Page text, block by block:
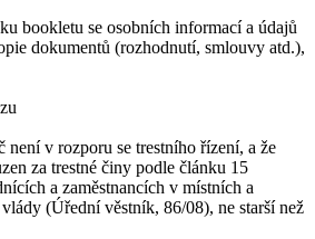
bookletu se osobních informací a údajů
dokumentů (rozhodnutí, smlouvy atd.),
není v rozporu se trestního řízení, a že
za trestné činy podle článku 15
a zaměstnancích v místních a
(Úřední věstník, 86/08), ne starší než